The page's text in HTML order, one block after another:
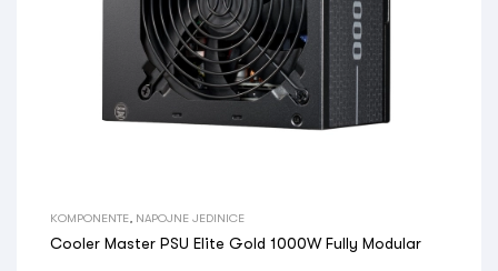
KOMPONENTE NAPOJNE JEDINICE
Cooler Master PSU Elite Gold 1000W Fully Modular